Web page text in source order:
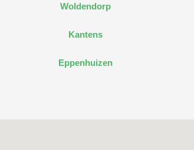
Woldendorp
Kantens
Eppenhuizen